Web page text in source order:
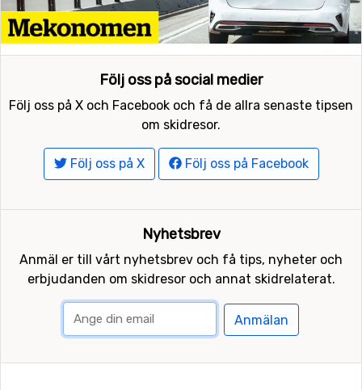
Följ oss på social medier
Följ oss på X och Facebook och få de allra senaste tipsen
om skidresor.
Följ oss på X Följ oss på Facebook
Nyhetsbrev
Anmäl er till vårt nyhetsbrev och få tips, nyheter och
erbjudanden om skidresor och annat skidrelaterat.
Anmälan